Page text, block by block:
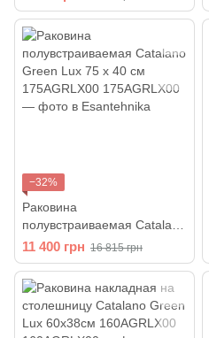
белый глянцевый
15535ASF00
−32%
Раковина
полувстраиваемая Catalano
Green Lux 75 х 40 см
175AGRLX00
11 400 грн 16 815 грн